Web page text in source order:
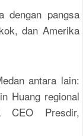
dengan pangsa
dan Amerika
antara lain:
Huang regional
CEO Presdir,